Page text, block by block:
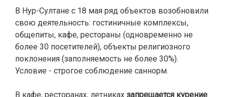
В Нур-Султане с 18 мая ряд объектов возобновили
свою деятельность: гостиничные комплексы,
общепиты, кафе, рестораны (одновременно не
более 30 посетителей), объекты религиозного
поклонения (заполняемость не более 30%).
Условие - строгое соблюдение саннорм.
В кафе, ресторанах, летниках запрещается курение